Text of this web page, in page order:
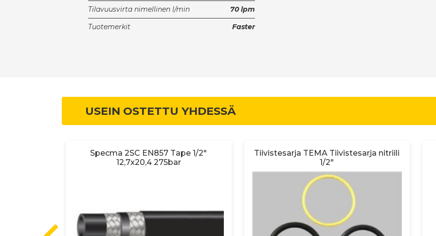
Tilavuusvirta nimellinen l/min
70 lpm
Tuotemerkit
Faster
USEIN OSTETTU YHDESSÄ
Specma 2SC EN857 Tape 1/2"
12,7x20,4 275bar
Tiivistesarja TEMA Tiivistesarja nitriili
1/2"